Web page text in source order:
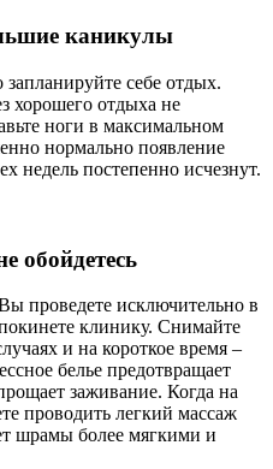
каникулы
себе отдых.
хорошего отдыха не
ноги в максимальном
нормально появление
недель постепенно исчезнут.
обойдетесь
проведете исключительно в
клинику. Снимайте
и на короткое время –
белье предотвращает
заживание. Когда на
проводить легкий массаж
шрамы более мягкими и